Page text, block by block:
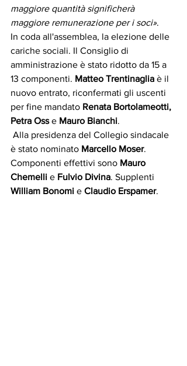
maggiore quantità significherà
maggiore remunerazione per i soci».
In coda all'assemblea, la elezione delle
cariche sociali. Il Consiglio di
amministrazione è stato ridotto da 15 a
13 componenti. Matteo Trentinaglia è il
nuovo entrato, riconfermati gli uscenti
per fine mandato Renata Bortolameotti,
Petra Oss e Mauro Bianchi.
è stato nominato Marcello Moser.
Componenti effettivi sono Mauro
Chemelli e Fulvio Divina. Supplenti
William Bonomi e Claudio Erspamer.